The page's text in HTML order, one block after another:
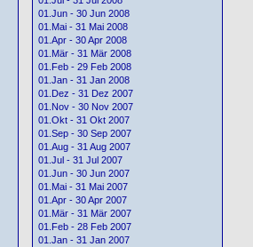
01.Jun - 30 Jun 2008
01.Mai - 31 Mai 2008
01.Apr - 30 Apr 2008
01.Mär - 31 Mär 2008
01.Feb - 29 Feb 2008
01.Jan - 31 Jan 2008
01.Dez - 31 Dez 2007
01.Nov - 30 Nov 2007
01.Okt - 31 Okt 2007
01.Sep - 30 Sep 2007
01.Aug - 31 Aug 2007
01.Jul - 31 Jul 2007
01.Jun - 30 Jun 2007
01.Mai - 31 Mai 2007
01.Apr - 30 Apr 2007
01.Mär - 31 Mär 2007
01.Feb - 28 Feb 2007
01.Jan - 31 Jan 2007